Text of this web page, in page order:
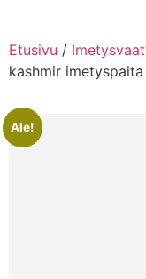
Etusivu /
kashmir
Ale!